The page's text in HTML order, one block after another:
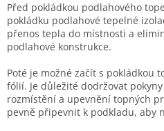
Před pokládkou podlahového
pokládku podlahové tepelné
přenos tepla do místnosti a
podlahové konstrukce.
Poté je možné začít s pokládkou
fólií. Je důležité dodržovat
rozmístění a upevnění topných
pevně připevnit k podkladu, aby